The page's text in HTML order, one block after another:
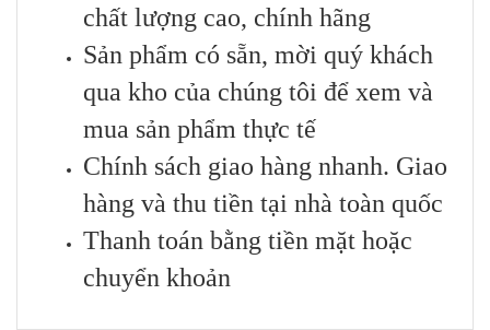
chất lượng cao, chính hãng
Sản phẩm có sẵn, mời quý khách
qua kho của chúng tôi để xem và
mua sản phẩm thực tế
Chính sách giao hàng nhanh. Giao
hàng và thu tiền tại nhà toàn quốc
Thanh toán bằng tiền mặt hoặc
chuyển khoản